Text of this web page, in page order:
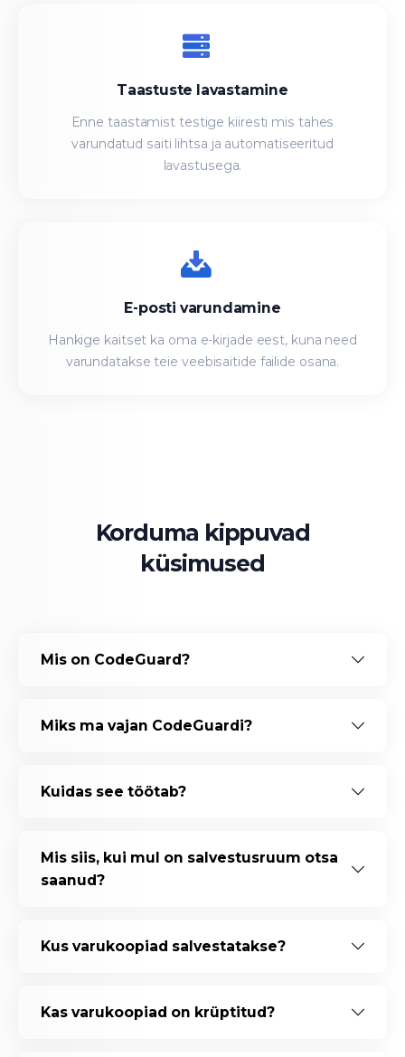
Taastuste lavastamine
Enne taastamist testige kiiresti mis tahes
varundatud saiti lihtsa ja automatiseeritud
lavastusega.
E-posti varundamine
Hankige kaitset ka oma e-kirjade eest, kuna need
varundatakse teie veebisaitide failide osana.
Korduma kippuvad
küsimused
Mis on CodeGuard?
Miks ma vajan CodeGuardi?
Kuidas see töötab?
Mis siis, kui mul on salvestusruum otsa
saanud?
Kus varukoopiad salvestatakse?
Kas varukoopiad on krüptitud?